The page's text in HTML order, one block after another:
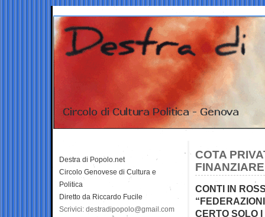
COTA
CONTI IN
CERTO SOLO
Destra di Popolo.net
Circolo Genovese di Cultura e
Politica
Diretto da Riccardo Fucile
Scrivici: destradipopolo@gmail.com